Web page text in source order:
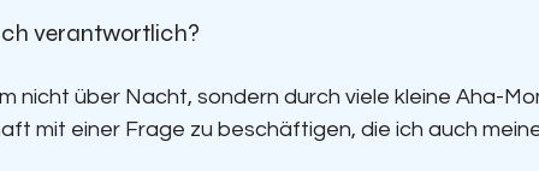
verantwortlich?
nicht über Nacht, sondern durch viele kleine Aha-
mit einer Frage zu beschäftigen, die ich auch